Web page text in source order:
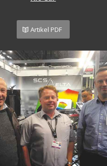
Artikel PDF